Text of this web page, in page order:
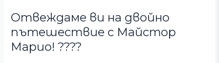
Отвеждаме ви на двойно
пътешествие с Майстор
Марио! ????️